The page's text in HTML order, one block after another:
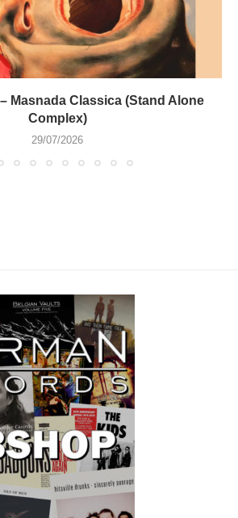
Masnada Classica (Stand Alone
Complex)
29/07/2026